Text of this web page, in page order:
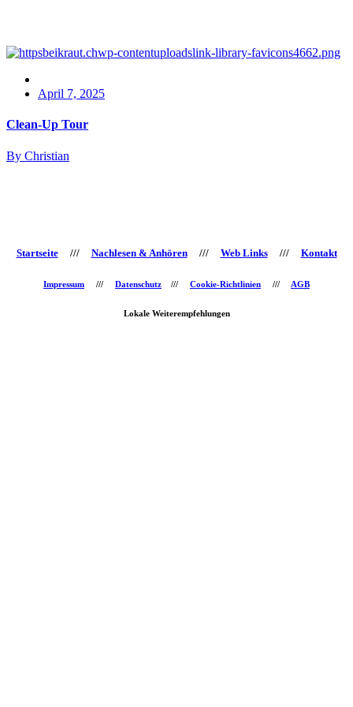
April 7, 2025
Clean-Up Tour
By Christian
Startseite/// Nachlesen & Anhören/// Web Links/// Kontakt
Impressum /// Datenschutz /// Cookie-Richtlinien /// AGB
Lokale Weiterempfehlungen